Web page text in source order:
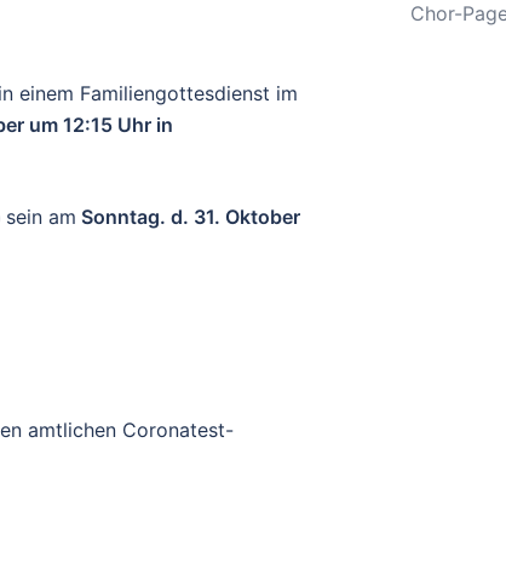
einem Familiengottesdienst im
um 12:15 Uhr in
sein am Sonntag. d. 31. Oktober
amtlichen Coronatest-
Chor-